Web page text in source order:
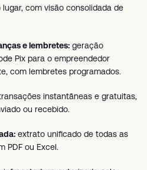
com visão consolidada de
e lembretes: geração
Pix para o empreendedor
com lembretes programados.
instantâneas e gratuitas,
ou recebido.
extrato unificado de todas as
PDF ou Excel.